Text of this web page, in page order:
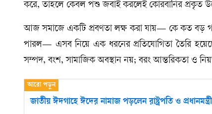
করে, তাহলে কেবল পশু জবাই করলেই কোরবানির প্রকৃত
আজ সমাজে একটি প্রবণতা লক্ষ করা যায়— কে কত বড় গরু
পারল— এসব নিয়ে এক ধরনের প্রতিযোগিতা তৈরি
সম্পদ, বংশ, সামাজিক অবস্থান নয়; বরং আন্তরিকতা ও
জাতীয় ঈদগাহে ঈদের নামাজ পড়লেন রাষ্ট্রপতি ও প্রধানমন্ত্রী